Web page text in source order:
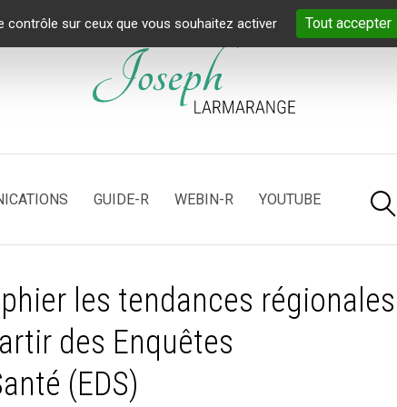
sur ceux que vous souhaitez activer Tout accepter
GUIDE-R WEBIN-R YOUTUBE
les tendances
des Enquêtes
(EDS)